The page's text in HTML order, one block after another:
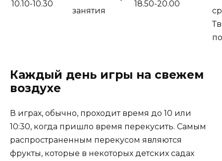
10.10-10.30
занятия
18.50-20.00
Каждый день игры на свежем
воздухе
В играх, обычно, проходит время до 10 или
10:30, когда пришло время перекусить. Самым
распространенным перекусом являются
фрукты, которые в некоторых детских садах